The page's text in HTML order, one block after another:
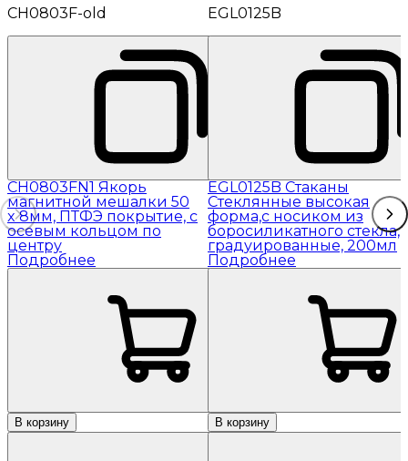
CH0803F-old
CH0803FN1 Якорь
магнитной мешалки 50
x 8мм, ПТФЭ покрытие, с
осевым кольцом по
центру
Подробнее
В корзину
EGL0125B
EGL0125B Стаканы
Стеклянные высокая
форма,с носиком из
боросиликатного стекла,
градуированные, 200мл
Подробнее
В корзину